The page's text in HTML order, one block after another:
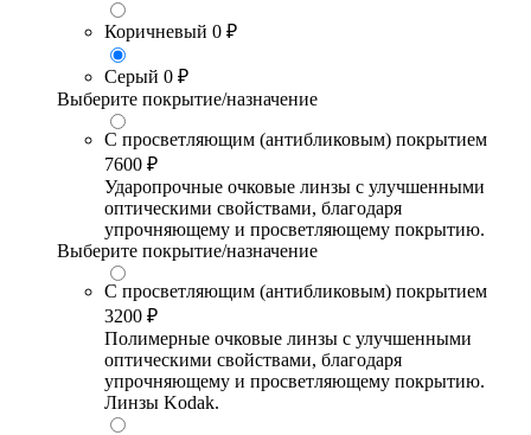
Коричневый 0 ₽
Серый 0 ₽
Выберите покрытие/назначение
С просветляющим (антибликовым) покрытием
7600 ₽
Ударопрочные очковые линзы с улучшенными
оптическими свойствами, благодаря
упрочняющему и просветляющему покрытию.
Выберите покрытие/назначение
С просветляющим (антибликовым) покрытием
3200 ₽
Полимерные очковые линзы с улучшенными
оптическими свойствами, благодаря
упрочняющему и просветляющему покрытию.
Линзы Kodak.